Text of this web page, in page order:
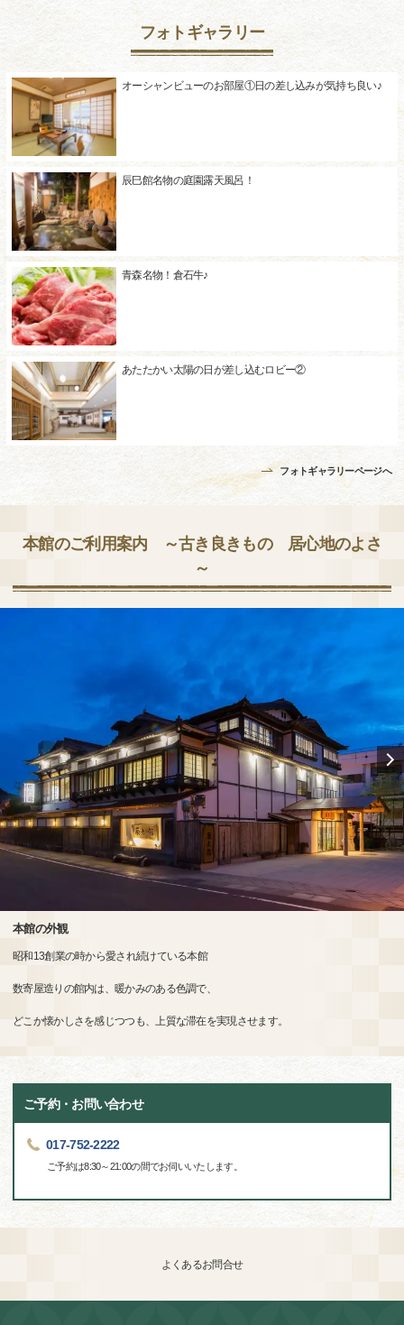
フォトギャラリー
オーシャンビューのお部屋①日の差し込みが気持ち良い♪
辰巳館名物の庭園露天風呂！
青森名物！倉石牛♪
あたたかい太陽の日が差し込むロビー②
フォトギャラリーページへ
本館のご利用案内 ～古き良きもの 居心地のよさ
～
本館の外観
昭和13創業の時から愛され続けている本館
数寄屋造りの館内は、暖かみのある色調で、
どこか懐かしさを感じつつも、上質な滞在を実現させます。
ご予約・お問い合わせ
017-752-2222
ご予約は8:30～21:00の間でお伺いいたします。
よくあるお問合せ